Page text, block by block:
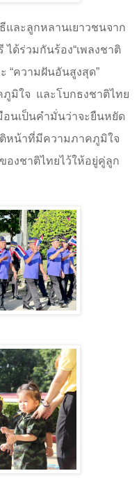
และลูกหลานเยาวชนจาก
ได้ร่วมกันร้อง“เพลงชาติ
“ความฝันอันสูงสุด”
มิใจ และโบกธงชาติไทย
อนเป็นคำมั่นว่าจะยืนหยัด
ติหน้าที่มีความภาคภูมิใจ
องชาติไทยไว้ให้อยู่คู่ลูก